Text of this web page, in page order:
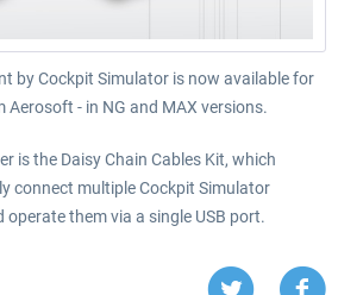
by Cockpit Simulator is now available for
Aerosoft - in NG and MAX versions.
is the Daisy Chain Cables Kit, which
connect multiple Cockpit Simulator
them via a single USB port.